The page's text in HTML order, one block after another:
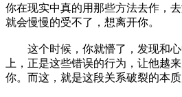
你在现实中真的用那些方法去作，
就会慢慢的受不了，想离开你。
这个时候，你就懵了，发现和心
上，正是这些错误的行为，让他越
你。而这，就是这段关系破裂的本质